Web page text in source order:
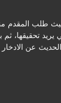
طلب المقدم
تحقيقها، ثم
الحديث عن